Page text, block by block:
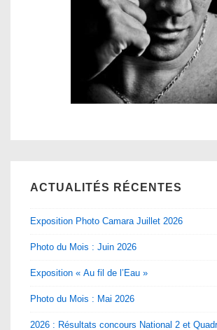
ACTUALITÉS RÉCENTES
Exposition Photo Camara Juillet 2026
Photo du Mois : Juin 2026
Exposition « Au fil de l’Eau »
Photo du Mois : Mai 2026
2026 : Résultats concours National 2 et